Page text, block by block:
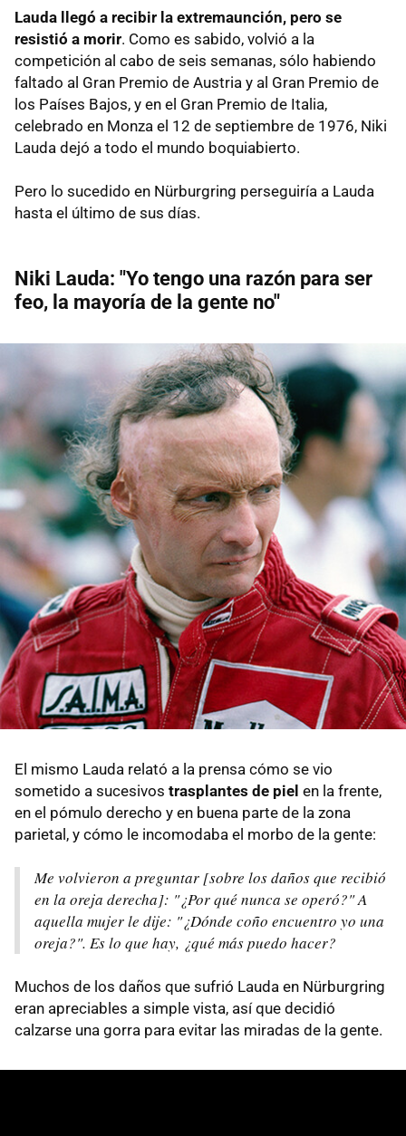
Lauda llegó a recibir la extremaunción, pero se
resistió a morir. Como es sabido, volvió a la
competición al cabo de seis semanas, sólo habiendo
faltado al Gran Premio de Austria y al Gran Premio de
los Países Bajos, y en el Gran Premio de Italia,
celebrado en Monza el 12 de septiembre de 1976, Niki
Lauda dejó a todo el mundo boquiabierto.
Pero lo sucedido en Nürburgring perseguiría a Lauda
hasta el último de sus días.
Niki Lauda: "Yo tengo una razón para ser
feo, la mayoría de la gente no"
El mismo Lauda relató a la prensa cómo se vio
sometido a sucesivos trasplantes de piel en la frente,
en el pómulo derecho y en buena parte de la zona
parietal, y cómo le incomodaba el morbo de la gente:
Me volvieron a preguntar [sobre los daños que recibió
en la oreja derecha]: "¿Por qué nunca se operó?" A
aquella mujer le dije: "¿Dónde coño encuentro yo una
oreja?". Es lo que hay, ¿qué más puedo hacer?
Muchos de los daños que sufrió Lauda en Nürburgring
eran apreciables a simple vista, así que decidió
calzarse una gorra para evitar las miradas de la gente.